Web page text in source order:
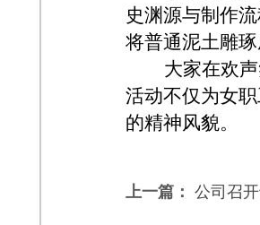
史渊源与制作
将普通泥土雕
大家在欢
活动不仅为女
的精神风貌。
上一篇： 公司召